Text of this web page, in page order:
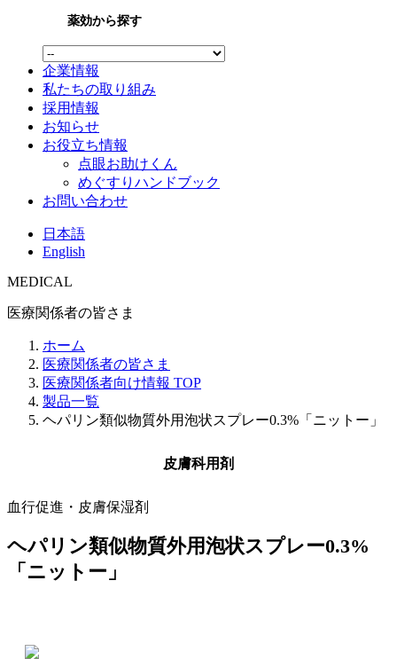
薬効から探す
企業情報
私たちの取り組み
採用情報
お知らせ
お役立ち情報
点眼お助けくん
めぐすりハンドブック
お問い合わせ
日本語
English
MEDICAL
医療関係者の皆さま
ホーム
医療関係者の皆さま
医療関係者向け情報 TOP
製品一覧
ヘパリン類似物質外用泡状スプレー0.3%「ニットー」
皮膚科用剤
血行促進・皮膚保湿剤
ヘパリン類似物質外用泡状スプレー0.3%
「ニットー」